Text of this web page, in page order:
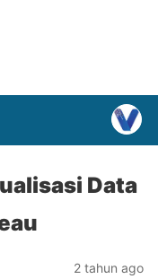
Data
2 tahun ago